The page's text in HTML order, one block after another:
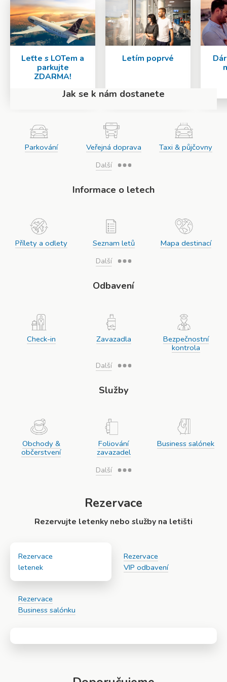
Leťte s LOTem a
parkujte
ZDARMA!
Letím poprvé
Jak se k nám dostanete
Další
Parkování Veřejná doprava Taxi & půjčovny
Informace o letech
Další
Přílety a odlety Seznam letů Mapa destinací
Odbavení
Další
Check-in Zavazadla
Bezpečnostní
kontrola
Služby
Další
Obchody &
občerstvení
Foliování
zavazadel
Business salónek
Rezervace
Rezervujte letenky nebo služby na letišti
Rezervace
letenek
Rezervace
VIP odbavení
Rezervace
Business salónku